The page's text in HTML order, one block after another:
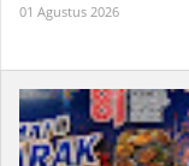
01 Agustus 2026